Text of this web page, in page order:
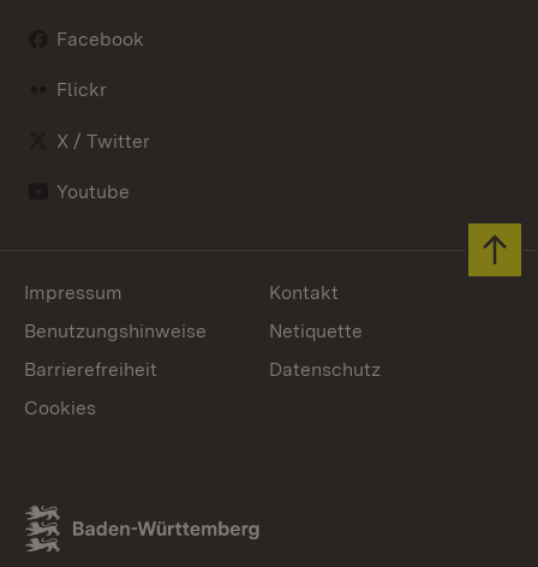
Facebook
Flickr
X / Twitter
Youtube
Link zum Landesportal
Impressum
Kontakt
Benutzungshinweise
Netiquette
Barrierefreiheit
Datenschutz
Cookies